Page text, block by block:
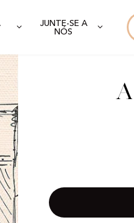
JUNTE-SE A
NÓS